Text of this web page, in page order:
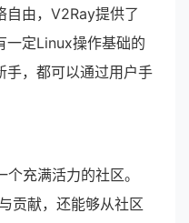
自由，V2Ray提供了
一定Linux操作基础的
手，都可以通过用户手
充满活力的社区。
贡献，还能够从社区